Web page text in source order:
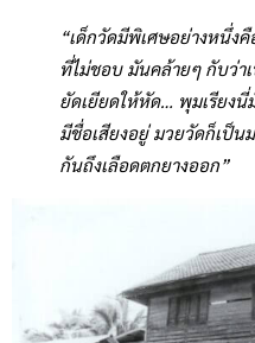
“เด็กวัดมีพิเศษอย่างหนึ่ง
ที่ไม่ชอบ มันคล้ายๆ กับว่า
ยัดเยียดให้หัด… พุมเรียง
มีชื่อเสียงอยู่ มวยวัดก็เป็น
กันถึงเลือดตกยางออก”